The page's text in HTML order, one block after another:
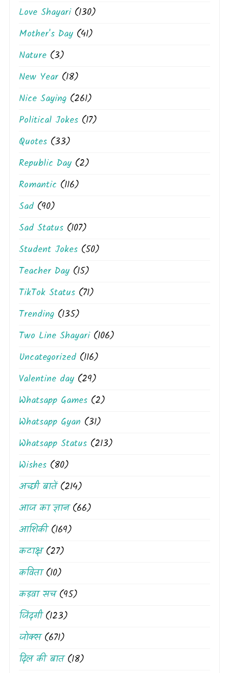
Love Shayari(130)
Mother's Day (41)
Nature (3)
New Year(18)
Nice Saying (261)
Political Jokes (17)
Quotes (33)
Republic Day (2)
Romantic (116)
Sad (90)
Sad Status (107)
Student Jokes (50)
Teacher Day (15)
TikTok Status (71)
Trending (135)
Two Line Shayari(106)
Uncategorized (116)
Valentine day (29)
Whatsapp Games (2)
Whatsapp Gyan (31)
Whatsapp Status (213)
Wishes (80)
अच्छी बातें(214)
आज का ज्ञान(66)
आशिकी(169)
कटाक्ष(27)
कविता(10)
कड़वा सच(95)
जिंदगी(123)
जोक्स(671)
दिल की बात(18)